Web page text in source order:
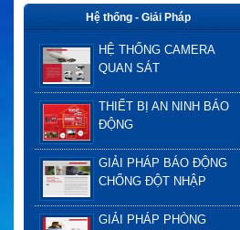
Hệ thống - Giải Pháp
HỆ THỐNG CAMERA
QUAN SÁT
THIẾT BỊ AN NINH BÁO
ĐỘNG
GIẢI PHÁP BÁO ĐỘNG
CHỐNG ĐỘT NHẬP
GIẢI PHÁP PHÒNG